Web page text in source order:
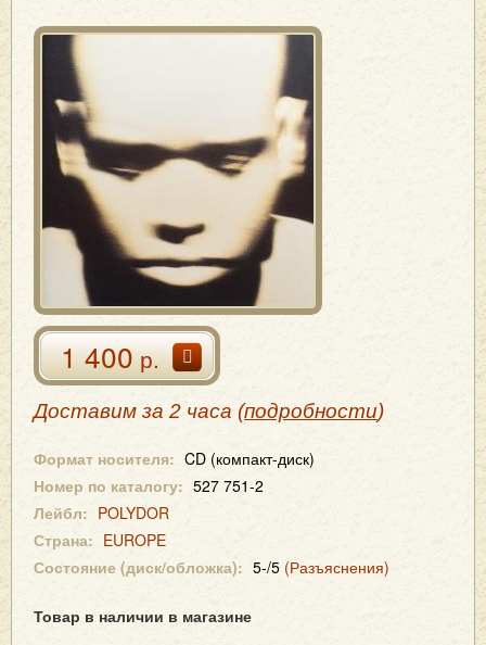
1 400р.
Доставим за 2 часа (подробности)
Формат носителя: CD (компакт-диск)
Номер по каталогу: 527 751-2
Лейбл: POLYDOR
Страна: EUROPE
Состояние (диск/обложка): 5-/5 (Разъяснения)
Товар в наличии в магазине